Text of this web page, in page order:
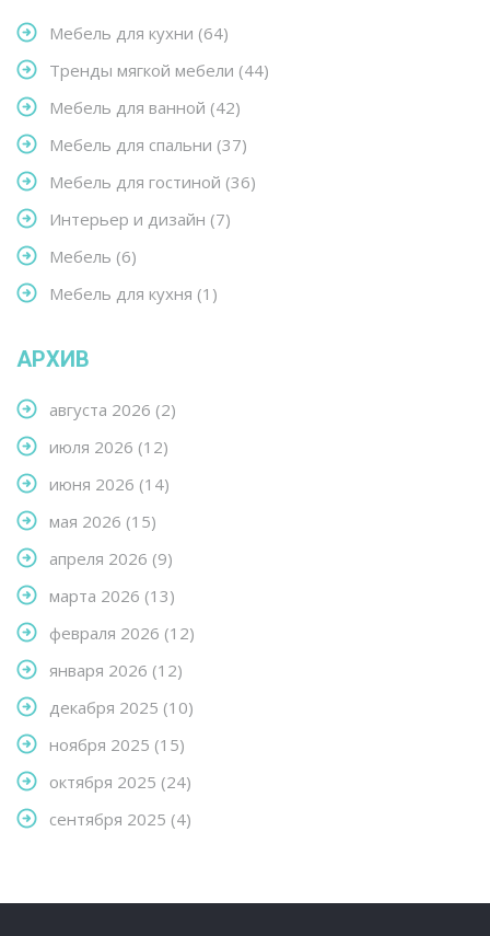
Мебель для кухни (64)
Тренды мягкой мебели (44)
Мебель для ванной (42)
Мебель для спальни (37)
Мебель для гостиной (36)
Интерьер и дизайн (7)
Мебель (6)
Мебель для кухня (1)
АРХИВ
августа 2026 (2)
июля 2026 (12)
июня 2026 (14)
мая 2026 (15)
апреля 2026 (9)
марта 2026 (13)
февраля 2026 (12)
января 2026 (12)
декабря 2025 (10)
ноября 2025 (15)
октября 2025 (24)
сентября 2025 (4)